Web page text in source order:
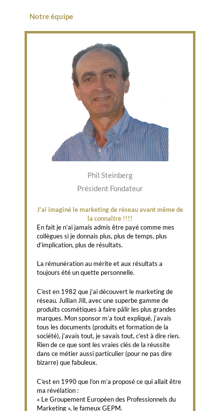
Notre équipe
Phil Steinberg
Président Fondateur
J’ai imaginé le marketing de réseau avant même de
la connaître !!!!
En fait je n’ai jamais admis être payé comme mes
collègues si je donnais plus, plus de temps, plus
d’implication, plus de résultats.
La rémunération au mérite et aux résultats a
toujours été un quette personnelle.
C’est en 1982 que j’ai découvert le marketing de
réseau. Jullian Jill, avec une superbe gamme de
produits cosmétiques à faire pâlir les plus grandes
marques. Mon sponsor m’a tout expliqué, j’avais
tous les documents (produits et formation de la
société), j’avais tout, je savais tout, c’est à dire rien.
Rien de ce que sont les vraies clés de la réussite
dans ce métier aussi particulier (pour ne pas dire
bizarre) que fabuleux.
C’est en 1990 que l’on m’a proposé ce qui allait être
ma révélation :
« Le Groupement Européen des Professionnels du
Marketing », le fameux GEPM.